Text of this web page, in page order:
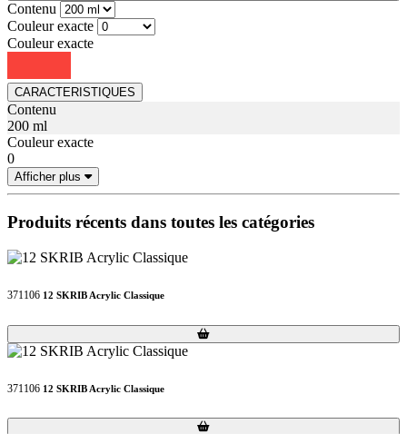
Contenu
Couleur exacte
Couleur exacte
CARACTERISTIQUES
Contenu
200 ml
Couleur exacte
0
Afficher plus
Produits récents dans toutes les catégories
371106 12 SKRIB Acrylic Classique
Loading...
Loading...
371106 12 SKRIB Acrylic Classique
Loading...
Loading...